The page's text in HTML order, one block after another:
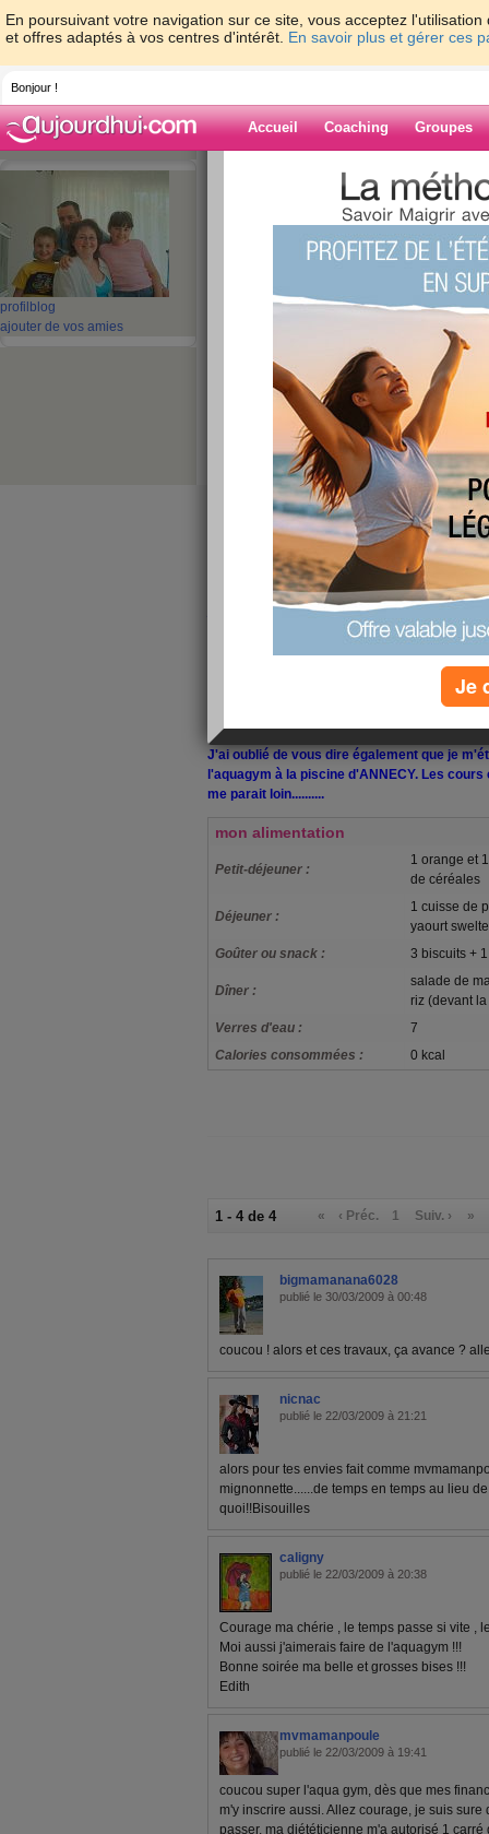
En poursuivant votre navigation sur ce site, vous acceptez
et offres adaptés à vos centres d'intérêt. En savoir plus et gérer ces
Bonjour !
Accueil Coaching Groupes
profil blog
ajouter de vos amies
> > Fin de
Blog de
Fin de week
Le week end touche à sa fin et j'arrive enfin
enfants le monopolisait. Il faut dire qu'avec
malgré un beau soleil ambiant.
Mon mari est toujours dans les travaux de
je vous mettrais une photo. Ca commence
murs sont finis. La douche est posée et le
pour que mon mari puisse vaquer à ses
A part çà, cette semaine j'ai rien perdu.....
J'ai oublié de vous dire également que je
l'aquagym à la piscine d'ANNECY. Les
me parait loin..........
mon alimentation
Petit-déjeuner :
1 orange et
de céréales
Déjeuner :
1 cuisse de
yaourt
Goûter ou snack :
3 biscuits +
Dîner :
salade de
riz (devant
Verres d'eau :
7
Calories consommées :
0 kcal
1 - 4 de 4 « ‹ Préc. 1 Suiv. › »
bigmamanana6028
publié le 30/03/2009 à 00:48
coucou ! alors et ces travaux, ça avance ?
nicnac
publié le 22/03/2009 à 21:21
alors pour tes envies fait comme
mignonnette......de temps en temps au lieu
quoi!!Bisouilles
caligny
publié le 22/03/2009 à 20:38
Courage ma chérie , le temps passe si vite ,
Moi aussi j'aimerais faire de l'aquagym !!!
Bonne soirée ma belle et grosses bises !!!
Edith
mvmamanpoule
publié le 22/03/2009 à 19:41
coucou super l'aqua gym, dès que mes
m'y inscrire aussi. Allez courage, je suis
passer. ma diététicienne m'a autorisé 1
Je